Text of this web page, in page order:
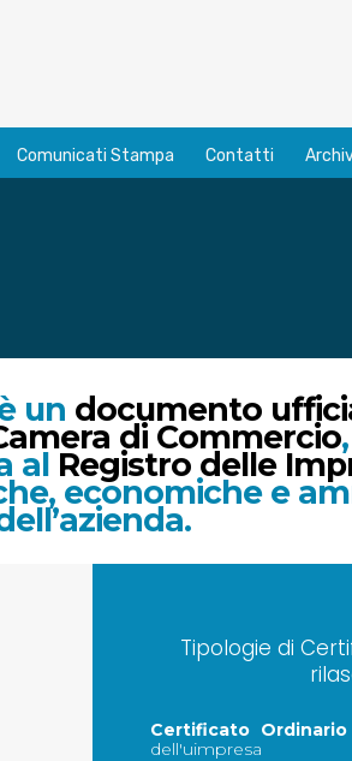
Comunicati Stampa Contatti
un documento
di Commercio
al Registro delle
economiche e
Tipologie di
Certificato Ordinario
dell'uimpresa